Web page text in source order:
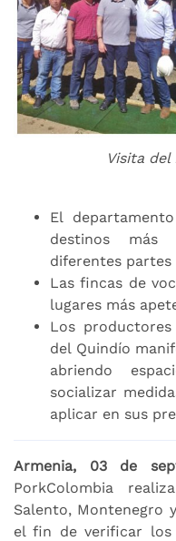
Visita del
El
destinos
diferentes partes
Las fincas de
lugares más
Los
del Quindío
abriendo
socializar
aplicar en sus
Armenia, 03 de
PorkColombia
Salento, Montenegro
el fin de verificar